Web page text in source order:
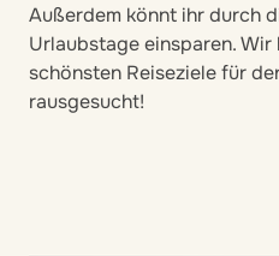
Außerdem könnt ihr durch
Urlaubstage einsparen.
schönsten Reiseziele für
rausgesucht!